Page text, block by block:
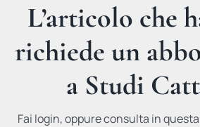
Promozioni
Newsletter
EDITORIALI
IN QUESTO
L’articolo che
richiede un
a Studi
Fai login, oppure consulta in